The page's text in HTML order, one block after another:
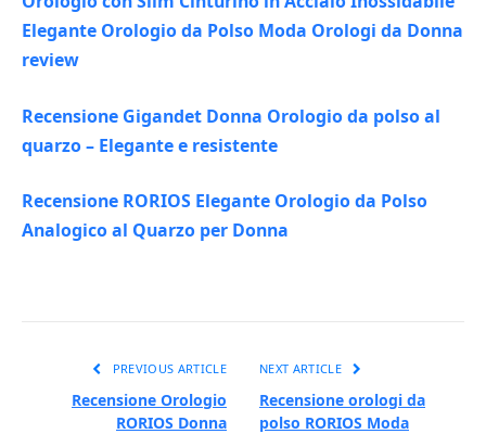
Elegante Orologio da Polso Moda Orologi da Donna
review
Recensione Gigandet Donna Orologio da polso al
quarzo – Elegante e resistente
Recensione RORIOS Elegante Orologio da Polso
Analogico al Quarzo per Donna
PREVIOUS ARTICLE
Recensione Orologio
RORIOS Donna
NEXT ARTICLE
Recensione orologi da
polso RORIOS Moda